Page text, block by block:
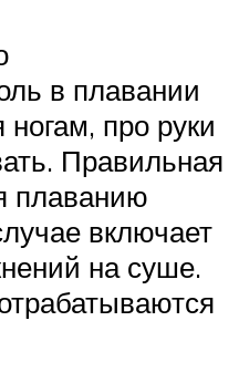
в плавании
про руки
Правильная
плаванию
включает
на суше.